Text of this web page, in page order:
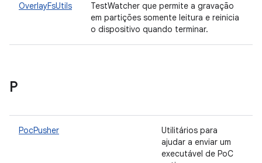
OverlayFsUtils
TestWatcher que permite a gravação
em partições somente leitura e reinicia
o dispositivo quando terminar.
P
PocPusher
Utilitários para
ajudar a enviar um
executável de PoC